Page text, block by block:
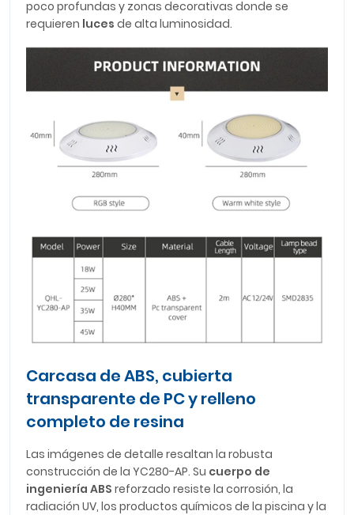
poco profundas y zonas decorativas donde se
requieren luces de alta luminosidad.
Carcasa de ABS, cubierta
transparente de PC y relleno
completo de resina
Las imágenes de detalle resaltan la robusta
construcción de la YC280-AP. Su cuerpo de
ingeniería ABS reforzado resiste la corrosión, la
radiación UV, los productos químicos de la piscina y la